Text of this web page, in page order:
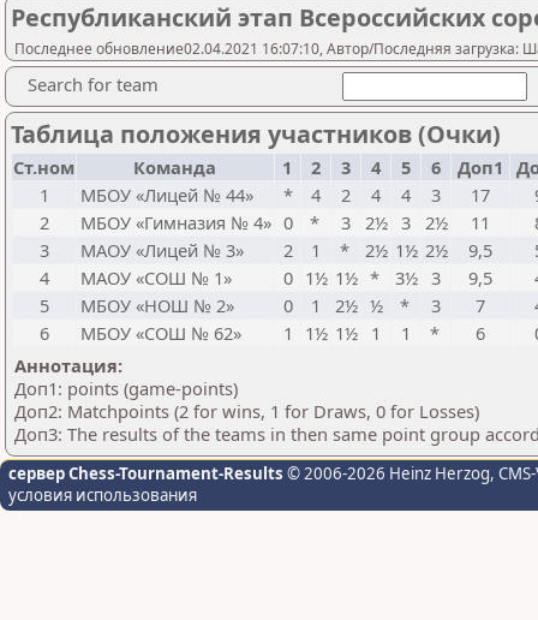
Республиканский этап Всероссийских
Последнее обновление02.04.2021 16:07:10, Автор/Последняя
Search for team
Таблица положения участников (Очки)
Ст.ном Команда 1 2 3 4 5 6 Доп1
1
МБОУ «Лицей № 44» * 4 2 4 4 3 17
2
МБОУ «Гимназия № 4» 0 * 3 2½ 3 2½ 11
3
МАОУ «Лицей № 3» 2 1 * 2½ 1½ 2½ 9,5
4
МАОУ «СОШ № 1» 0 1½ 1½ * 3½ 3 9,5
5
МБОУ «НОШ № 2» 0 1 2½ ½ * 3 7
6
МБОУ «СОШ № 62» 1 1½ 1½ 1 1 * 6
Аннотация:
Доп1: points (game-points)
Доп2: Matchpoints (2 for wins, 1 for Draws, 0 for Losses)
Доп3: The results of the teams in then same point group
сервер Chess-Tournament-Results © 2006-2026 Heinz Herzog,
условия использования